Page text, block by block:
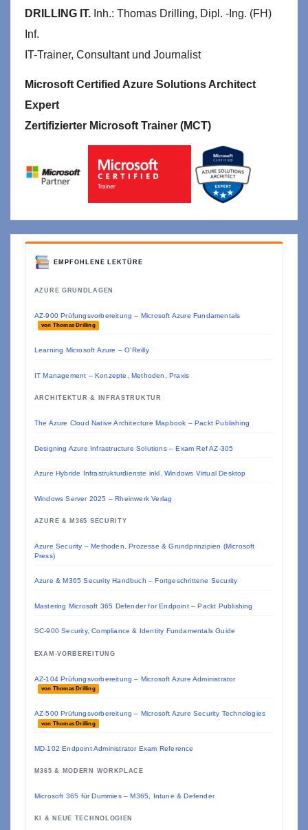
DRILLING IT. Inh.: Thomas Drilling, Dipl. -Ing. (FH)
Inf.
IT-Trainer, Consultant und Journalist
Microsoft Certified Azure Solutions Architect
Expert
Zertifizierter Microsoft Trainer (MCT)
EMPFOHLENE LEKTÜRE
AZURE GRUNDLAGEN
AZ-900 Prüfungsvorbereitung – Microsoft Azure Fundamentals
von Thomas Drilling
Learning Microsoft Azure – O'Reilly
IT Management – Konzepte, Methoden, Praxis
ARCHITEKTUR & INFRASTRUKTUR
The Azure Cloud Native Architecture Mapbook – Packt Publishing
Designing Azure Infrastructure Solutions – Exam Ref AZ-305
Azure Hybride Infrastrukturdienste inkl. Windows Virtual Desktop
Windows Server 2025 – Rheinwerk Verlag
AZURE & M365 SECURITY
Azure Security – Methoden, Prozesse & Grundprinzipien (Microsoft
Press)
Azure & M365 Security Handbuch – Fortgeschrittene Security
Mastering Microsoft 365 Defender for Endpoint – Packt Publishing
SC-900 Security, Compliance & Identity Fundamentals Guide
EXAM-VORBEREITUNG
AZ-104 Prüfungsvorbereitung – Microsoft Azure Administrator
von Thomas Drilling
AZ-500 Prüfungsvorbereitung – Microsoft Azure Security Technologies
von Thomas Drilling
MD-102 Endpoint Administrator Exam Reference
M365 & MODERN WORKPLACE
Microsoft 365 für Dummies – M365, Intune & Defender
KI & NEUE TECHNOLOGIEN